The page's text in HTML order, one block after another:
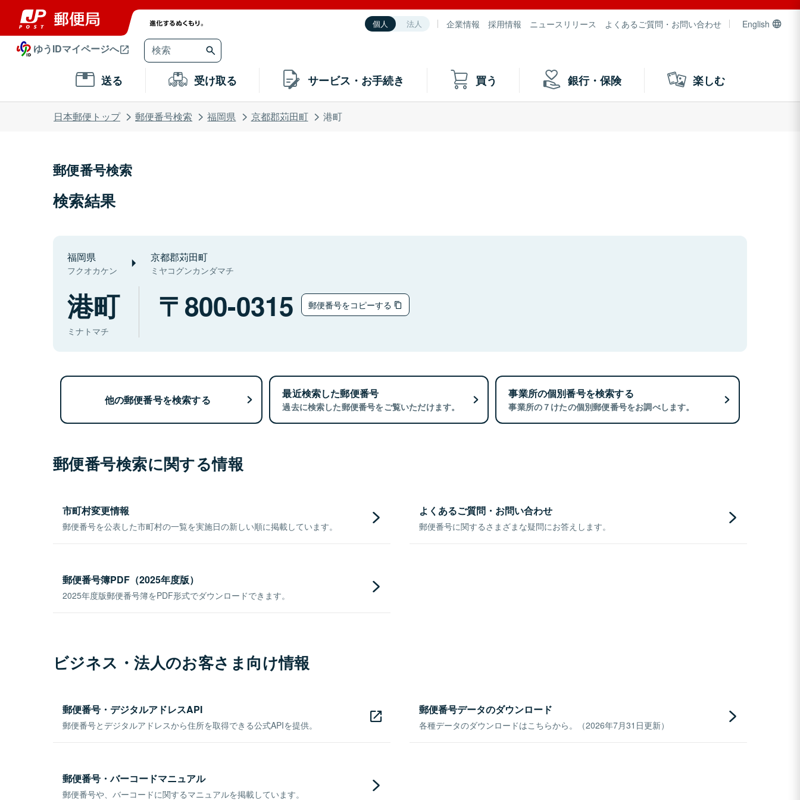
個人 法人 企業情報 採用情報 ニュースリリース よくあるご質問・お問い合わせ English
ゆうIDマイページへ
送る 受け取る サービス・お手続き 買う 銀行・保険 楽しむ
日本郵便トップ 郵便番号検索 福岡県 京都郡苅田町 港町
郵便番号検索
検索結果
福岡県
フクオカケン
京都郡苅田町
ミヤコグンカンダマチ
港町
ミナトマチ
800-0315 郵便番号をコピーする
他の郵便番号を検索する 最近検索した郵便番号
過去に検索した郵便番号をご覧いただけます。
事業所の個別番号を検索する
事業所の７けたの個別郵便番号をお調べします。
郵便番号検索に関する情報
市町村変更情報
郵便番号を公表した市町村の一覧を実施日の新しい順に掲載しています。
よくあるご質問・お問い合わせ
郵便番号に関するさまざまな疑問にお答えします。
郵便番号簿PDF（2025年度版）
2025年度版郵便番号簿をPDF形式でダウンロードできます。
ビジネス・法人のお客さま向け情報
郵便番号・デジタルアドレスAPI
郵便番号とデジタルアドレスから住所を取得できる公式APIを提供。
郵便番号データのダウンロード
各種データのダウンロードはこちらから。（2026年7月31日更新）
郵便番号・バーコードマニュアル
郵便番号や、バーコードに関するマニュアルを掲載しています。